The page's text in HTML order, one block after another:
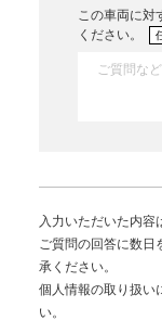
この車両に対
ください。
入力いただいた内容
ご質問の回答に数日
承ください。
個人情報の取り扱い
い。